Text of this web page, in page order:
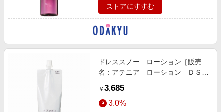
ストアにすすむ
ドレススノー ローション［販売
名：アテニア ローション ＤＳ
￥ 3,685
3.0%